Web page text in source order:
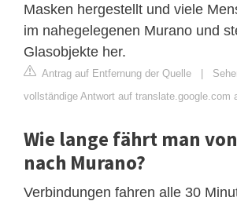
Masken hergestellt und viele
im nahegelegenen Murano und
Glasobjekte her.
Antrag auf Entfernung der Quelle |
vollständige Antwort auf translate.google.com
Wie lange fährt man
nach Murano?
Verbindungen fahren alle 30